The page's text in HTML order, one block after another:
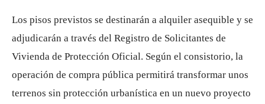
Los pisos previstos se destinarán a alquiler asequible y se
adjudicarán a través del Registro de Solicitantes de
Vivienda de Protección Oficial. Según el consistorio, la
operación de compra pública permitirá transformar unos
terrenos sin protección urbanística en un nuevo proyecto